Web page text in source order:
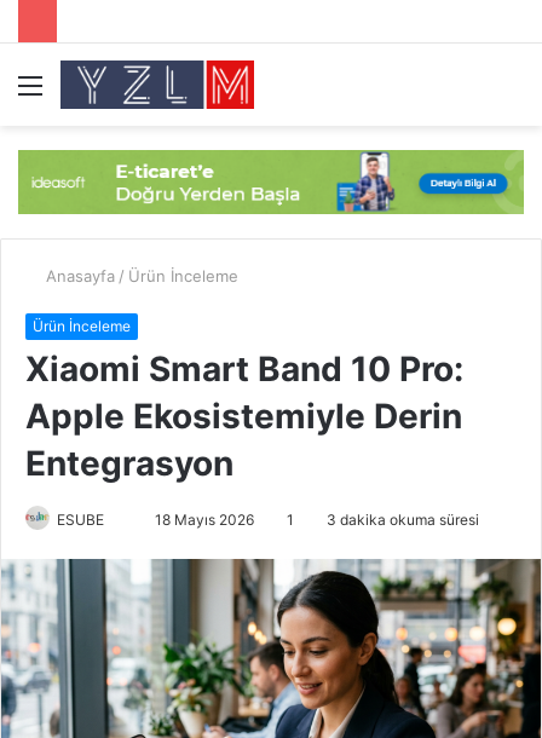
Menü
Anasayfa / Ürün İnceleme
Ürün İnceleme
Xiaomi Smart Band 10 Pro:
Apple Ekosistemiyle Derin
Entegrasyon
ESUBE
-
p
o
s
18 Mayıs 2026 1 3 dakika okuma süresi